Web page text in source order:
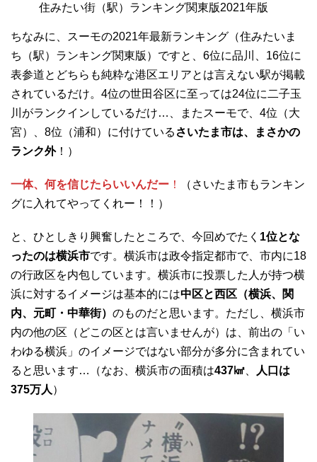
住みたい街（駅）ランキング関東版2021年版
ちなみに、スーモの2021年最新ランキング（住みたいま
ち（駅）ランキング関東版）ですと、6位に品川、16位に
表参道とどちらも純粋な港区エリアとは言えない駅が掲載
されているだけ。4位の世田谷区に至っては24位に二子玉
川がランクインしているだけ…、またスーモで、4位（大
宮）、8位（浦和）に付けている さいたま市は、まさかの
ランク外！）
一体、何を信じたらいいんだー ！
（さいたま市もランキン
グに入れてやってくれー！！）
と、ひとしきり興奮したところで、今回めでたく 1位とな
ったのは横浜市です。横浜市は政令指定都市で、市内に18
の行政区を内包しています。横浜市に投票した人が持つ横
浜に対するイメージは基本的には中区と西区（横浜、関
内、元町・中華街） のものだと思います。ただし、横浜市
内の他の区（どこの区とは言いませんが）は、前出の「い
わゆる横浜」のイメージではない部分が多分に含まれてい
ると思います…（なお、横浜市の面積は437㎢
人口は
375万人 ）